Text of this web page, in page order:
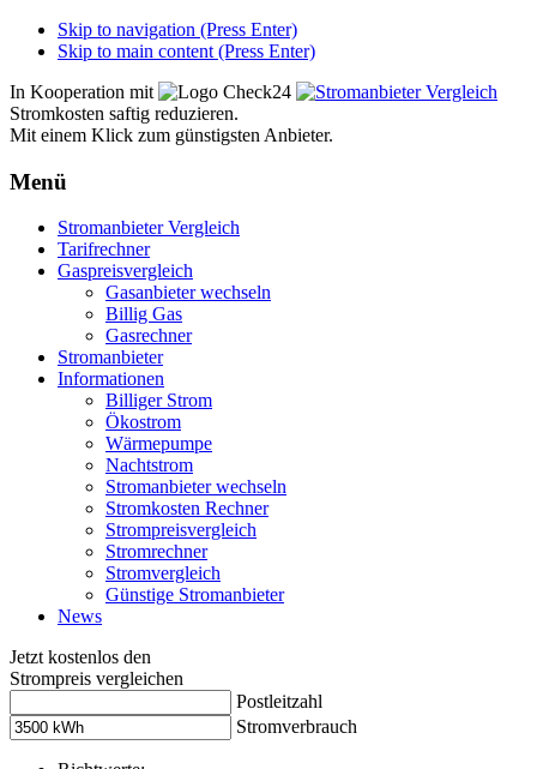
Skip to navigation (Press Enter)
Skip to main content (Press Enter)
In Kooperation mit
Stromkosten saftig reduzieren.
Mit einem Klick zum günstigsten Anbieter.
Menü
Zum
Inhalt
springen
Stromanbieter Vergleich
Tarifrechner
Gaspreisvergleich
Gasanbieter wechseln
Billig Gas
Gasrechner
Stromanbieter
Informationen
Billiger Strom
Ökostrom
Wärmepumpe
Nachtstrom
Stromanbieter wechseln
Stromkosten Rechner
Strompreisvergleich
Stromrechner
Stromvergleich
Günstige Stromanbieter
News
Jetzt kostenlos den
Strompreis vergleichen
Postleitzahl
Stromverbrauch